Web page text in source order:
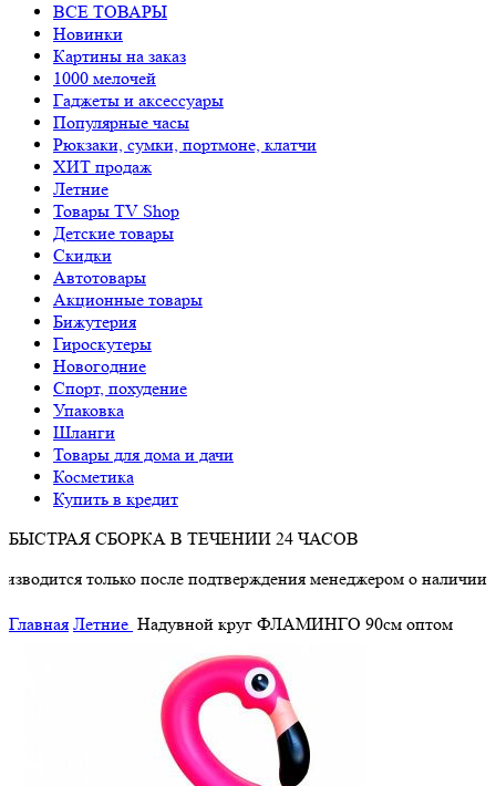
ВСЕ ТОВАРЫ
Новинки
Картины на заказ
1000 мелочей
Гаджеты и аксессуары
Популярные часы
Рюкзаки, сумки, портмоне, клатчи
ХИТ продаж
Летние
Товары TV Shop
Детские товары
Cкидки
Автотовары
Акционные товары
Бижутерия
Гироскутеры
Новогодние
Спорт, похудение
Упаковка
Шланги
Товары для дома и дачи
Косметика
Купить в кредит
БЫСТРАЯ СБОРКА В ТЕЧЕНИИ 24 ЧАСОВ
только после подтверждения менеджером о наличии товара.
Главная Летние Надувной круг ФЛАМИНГО 90см оптом